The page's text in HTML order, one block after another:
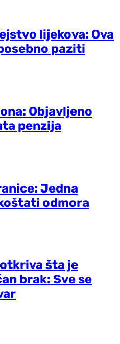
lijekova: Ova
paziti
Objavljeno
penzija
Jedna
odmora
šta je
brak: Sve se